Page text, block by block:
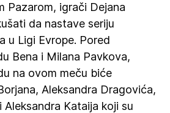
Pazarom, igrači Dejana
da nastave seriju
u Ligi Evrope. Pored
Bena i Milana Pavkova,
na ovom meču biće
Aleksandra Dragovića,
Aleksandra Kataija koji su